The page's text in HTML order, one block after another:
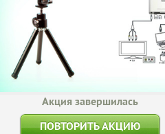
Акция завершилась
ПОВТОРИТЬ АКЦИЮ